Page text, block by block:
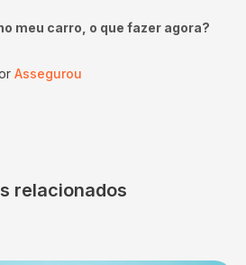
meu carro, o que fazer agora?
Assegurou
relacionados